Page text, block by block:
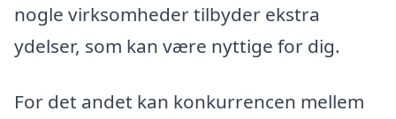
nogle virksomheder tilbyder ekstra
ydelser, som kan være nyttige for dig.
For det andet kan konkurrencen mellem